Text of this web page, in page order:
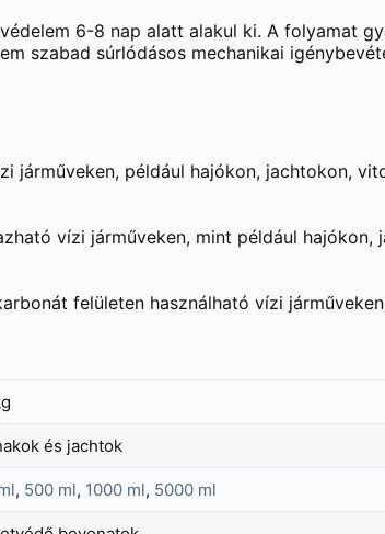
6-8 nap alatt alakul ki. A folyamat
szabad súrlódásos mechanikai
például hajókon, jachtokon,
vízi járműveken, mint például
felületen használható vízi
és jachtok
, 500 ml, 1000 ml, 5000 ml